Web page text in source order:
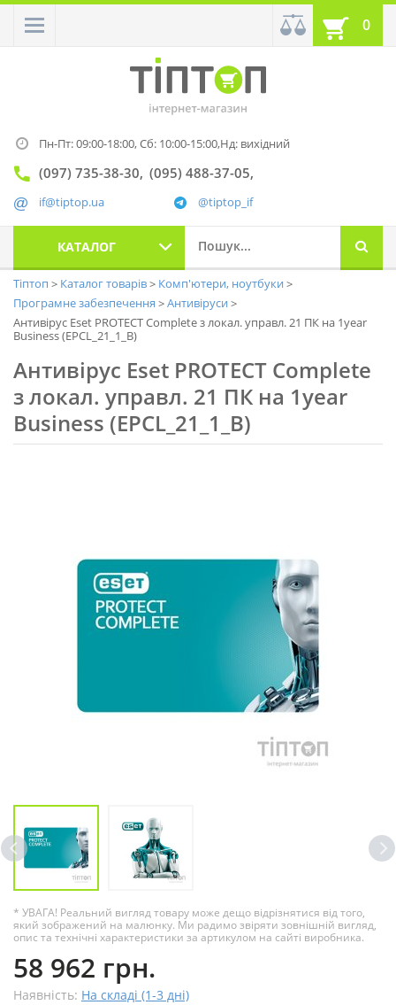
0
Пн-Пт: 09:00-18:00,Сб: 10:00-15:00,Нд: вихідний
(097) 735-38-30 (095) 488-37-05
@tiptop_if
if@tiptop.ua
КАТАЛОГ
Тіптоп Каталог товарів
Комп'ютери, ноутбуки
Програмне забезпечення
Антивіруси
Антивірус Eset PROTECT Complete з локал. управл. 21 ПК на 1year
Business (EPCL_21_1_B)
Антивірус Eset PROTECT Complete
з локал. управл. 21 ПК на 1year
Business (EPCL_21_1_B)
* УВАГА! Реальний вигляд товару може дещо відрізнятися від того,
який зображений на малюнку. Ми радимо звіряти зовнішній вигляд,
опис та технічні характеристики за артикулом на сайті виробника.
58 962 грн.
Наявність: На складі (1-3 дні)